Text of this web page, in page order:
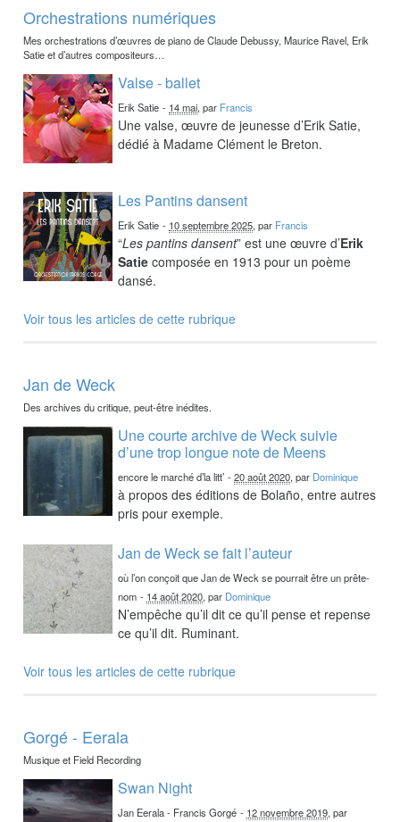
Orchestrations numériques
Mes orchestrations d’œuvres de piano de Claude Debussy, Maurice Ravel, Erik
Satie et d’autres compositeurs…
Valse - ballet
Erik Satie - 14 mai, par Francis
Une valse, œuvre de jeunesse d’Erik Satie,
dédié à Madame Clément le Breton.
Les Pantins dansent
Erik Satie - 10 septembre 2025, par Francis
“Les pantins dansent” est une œuvre d’Erik
Satie composée en 1913 pour un poème
dansé.
Voir tous les articles de cette rubrique
Jan de Weck
Des archives du critique, peut-être inédites.
Une courte archive de Weck suivie
d’une trop longue note de Meens
encore le marché d’la litt’ -20 août 2020, par Dominique
à propos des éditions de Bolaño, entre autres
pris pour exemple.
Jan de Weck se fait l’auteur
où l’on conçoit que Jan de Weck se pourrait être un prête-
nom - 14 août 2020, par Dominique
N’empêche qu’il dit ce qu’il pense et repense
ce qu’il dit. Ruminant.
Voir tous les articles de cette rubrique
Gorgé - Eerala
Musique et Field Recording
Swan Night
Jan Eerala - Francis Gorgé - 12 novembre 2019, par